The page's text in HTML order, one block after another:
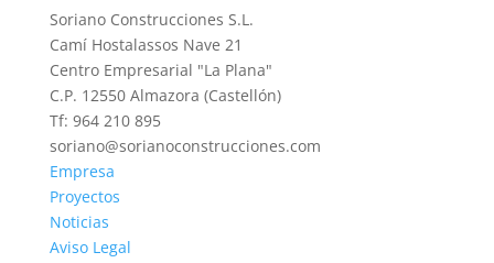
Soriano Construcciones S.L.
Camí Hostalassos Nave 21
Centro Empresarial "La Plana"
C.P. 12550 Almazora (Castellón)
Tf: 964 210 895
soriano@sorianoconstrucciones.com
Empresa
Proyectos
Noticias
Aviso Legal